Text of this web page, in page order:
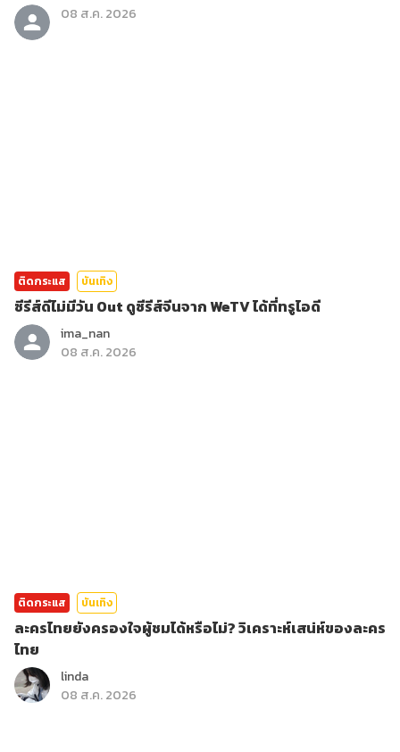
08 ส.ค. 2026
ติดกระแส บันเทิง
ซีรีส์ดีไม่มีวัน Out ดูซีรีส์จีนจาก WeTV ได้ที่ทรูไอดี
ima_nan
08 ส.ค. 2026
ติดกระแส บันเทิง
ละครไทยยังครองใจผู้ชมได้หรือไม่? วิเคราะห์เสน่ห์ของละคร
ไทย
linda
08 ส.ค. 2026